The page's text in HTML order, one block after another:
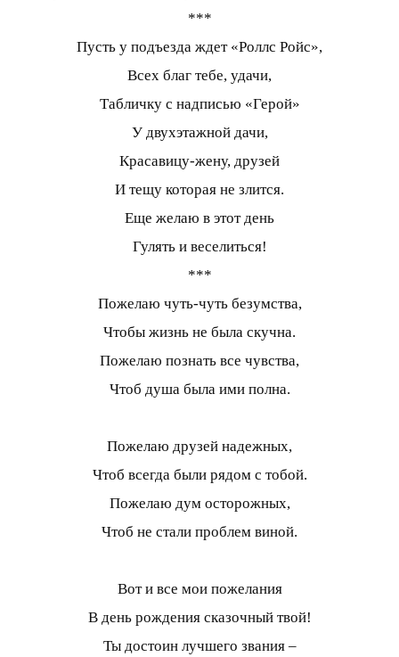
***
Пусть у подъезда ждет «Роллс Ройс»,
Всех благ тебе, удачи,
Табличку с надписью «Герой»
У двухэтажной дачи,
Красавицу-жену, друзей
И тещу которая не злится.
Еще желаю в этот день
Гулять и веселиться!
***
Пожелаю чуть-чуть безумства,
Чтобы жизнь не была скучна.
Пожелаю познать все чувства,
Чтоб душа была ими полна.
Пожелаю друзей надежных,
Чтоб всегда были рядом с тобой.
Пожелаю дум осторожных,
Чтоб не стали проблем виной.
Вот и все мои пожелания
В день рождения сказочный твой!
Ты достоин лучшего звания –